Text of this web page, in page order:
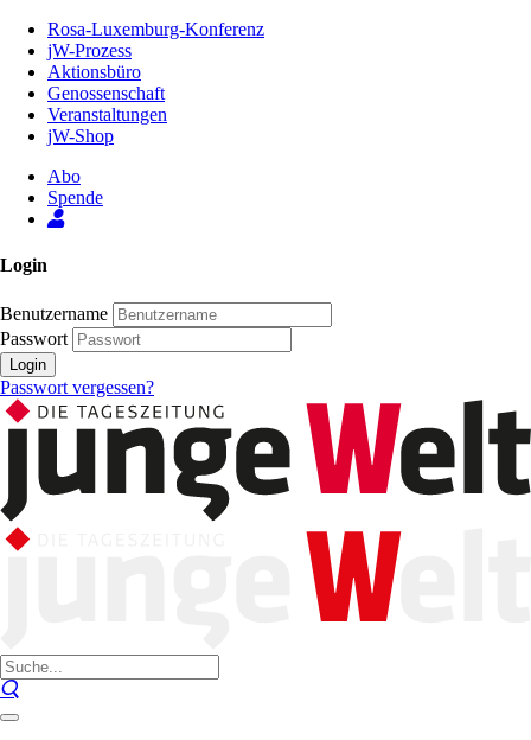
Inhalt
Seite
Rosa-Luxemburg-Konferenz
jW-Prozess
Aktionsbüro
Genossenschaft
Veranstaltungen
jW-Shop
Abo
Spende
Login
Benutzername
Passwort
Login
Passwort vergessen?